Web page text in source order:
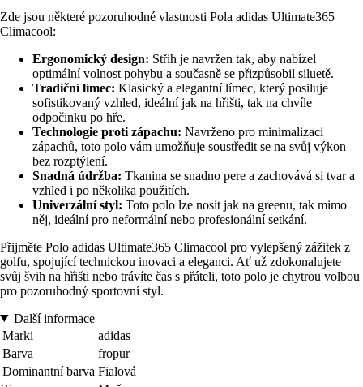
Zde jsou některé pozoruhodné vlastnosti Pola adidas Ultimate365
Climacool:
Ergonomický design: Střih je navržen tak, aby nabízel
optimální volnost pohybu a současně se přizpůsobil siluetě.
Tradiční límec: Klasický a elegantní límec, který posiluje
sofistikovaný vzhled, ideální jak na hřišti, tak na chvíle
odpočinku po hře.
Technologie proti zápachu: Navrženo pro minimalizaci
zápachů, toto polo vám umožňuje soustředit se na svůj výkon
bez rozptýlení.
Snadná údržba: Tkanina se snadno pere a zachovává si tvar a
vzhled i po několika použitích.
Univerzální styl: Toto polo lze nosit jak na greenu, tak mimo
něj, ideální pro neformální nebo profesionální setkání.
Přijměte Polo adidas Ultimate365 Climacool pro vylepšený zážitek z
golfu, spojující technickou inovaci a eleganci. Ať už zdokonalujete
svůj švih na hřišti nebo trávíte čas s přáteli, toto polo je chytrou volbou
pro pozoruhodný sportovní styl.
Další informace
Marki
adidas
Barva
fropur
Dominantní barva Fialová